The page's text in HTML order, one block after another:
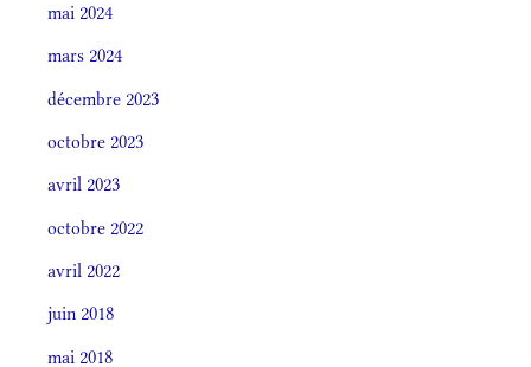
mai 2024
mars 2024
décembre 2023
octobre 2023
avril 2023
octobre 2022
avril 2022
juin 2018
mai 2018